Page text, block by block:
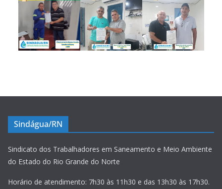
Sindágua/RN
Sindicato dos Trabalhadores em Saneamento e Meio Ambiente
do Estado do Rio Grande do Norte
Horário de atendimento: 7h30 às 11h30 e das 13h30 às 17h30.